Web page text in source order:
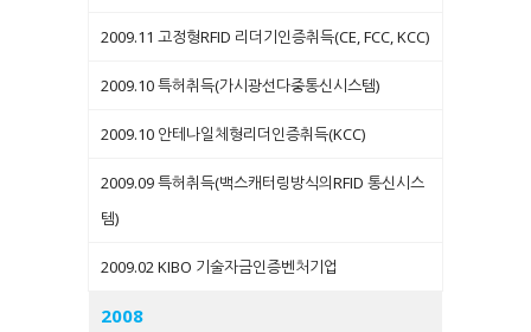
2009.11 고정형RFID 리더기인증취득(CE, FCC, KCC)
2009.10 특허취득(가시광선다중통신시스템)
2009.10 안테나일체형리더인증취득(KCC)
2009.09 특허취득(백스캐터링방식의RFID 통신시스
템)
2009.02 KIBO 기술자금인증벤처기업
2008